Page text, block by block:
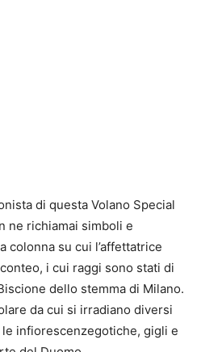
di questa Volano Special
ne richiamai simboli e
colonna su cui l’affettatrice
i cui raggi sono stati di
dello stemma di Milano.
da cui si irradiano diversi
infiorescenzegotiche, gigli e